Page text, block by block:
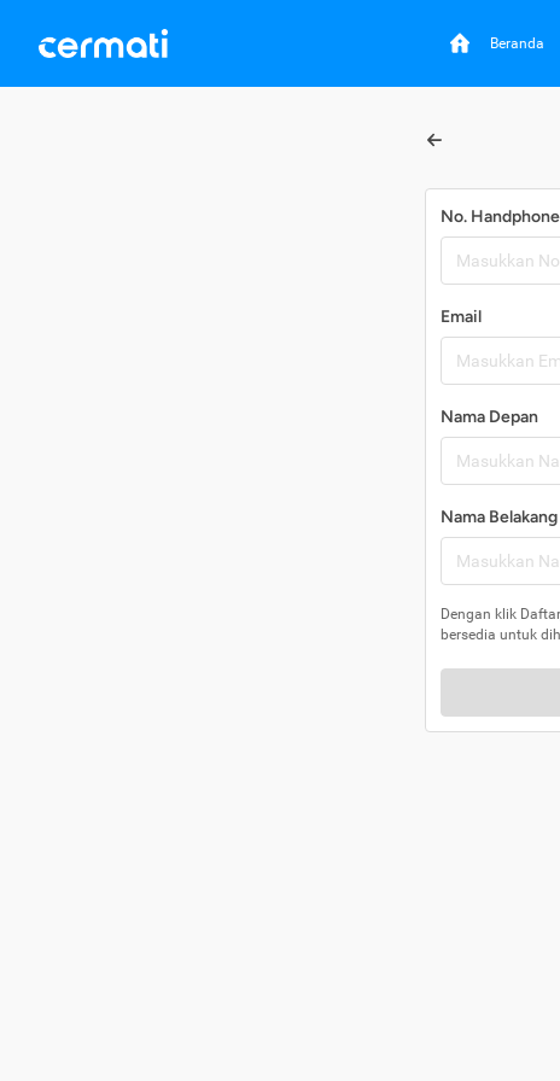
Beranda
No. Handphone
Email
Nama Depan
Nama Belakang
Dengan klik
bersedia untuk